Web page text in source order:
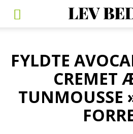
FYLDTE
CREMET
TUNMOUSSE